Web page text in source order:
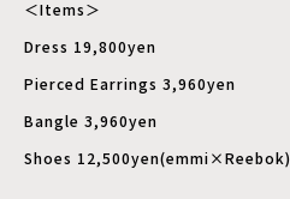
＜Items＞
Dress 19,800yen
Pierced Earrings 3,960yen
Bangle 3,960yen
Shoes 12,500yen(emmi×Reebok)